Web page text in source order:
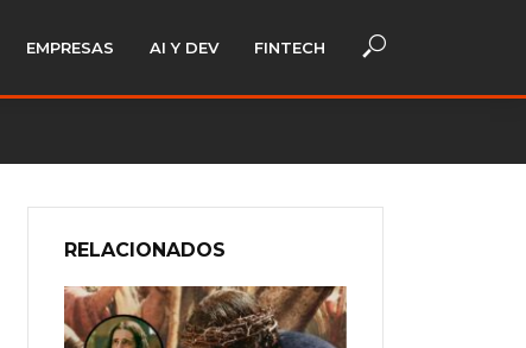
EMPRESAS AI Y DEV FINTECH
RELACIONADOS